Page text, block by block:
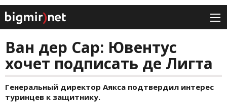
Ван дер Сар: Ювентус
хочет подписать де Лигта
Генеральный директор Аякса подтвердил интерес
туринцев к защитнику.